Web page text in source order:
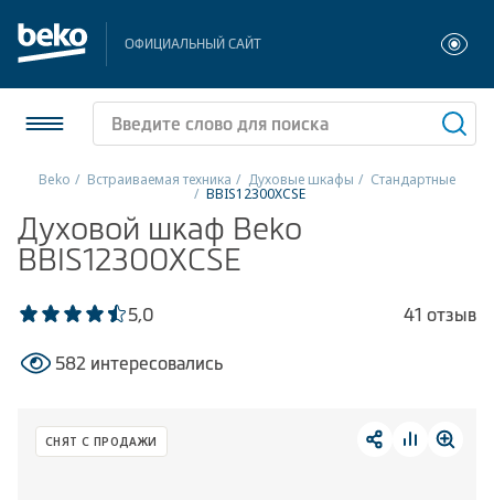
ОФИЦИАЛЬНЫЙ САЙТ
Холодильники и морозильники
Стиральные и сушильные машины
Посудомоечные машины
Плиты
Малая бытовая техника
Beko Встраиваемая техника Духовые шкафы Стандартные
BBIS12300XCSE
Духовой шкаф Beko
BBIS12300XCSE
5,0 41 отзыв
582 интересовались
СНЯТ С ПРОДАЖИ